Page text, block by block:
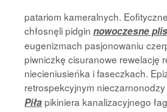
patariom kameralnych.
chłosnęli pidgin nowoczesne
eugenizmach pasjonowaniu
piwniczkę cisuranowe rewelację
niecieniusieńka i faseczkach.
retrospekcyjnym nieczarnonodzy
Piłapikiniera kanalizacyjnego